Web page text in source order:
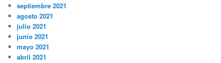
septiembre 2021
agosto 2021
julio 2021
junio 2021
mayo 2021
abril 2021